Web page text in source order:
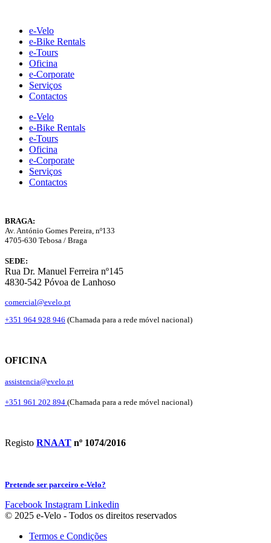
contente-Velo
e-Bike Rentals
e-Tours
Oficina
e-Corporate
Serviços
Contactos
e-Velo
e-Bike Rentals
e-Tours
Oficina
e-Corporate
Serviços
Contactos
BRAGA:
Av. António Gomes Pereira, nº133
4705-630 Tebosa / Braga
SEDE:
Rua Dr. Manuel Ferreira nº145
4830-542 Póvoa de Lanhoso
comercial@evelo.pt
+351 964 928 946 (Chamada para a rede móvel nacional)
OFICINA
assistencia@evelo.pt
+351 961 202 894 (Chamada para a rede móvel nacional)
Registo RNAAT nº 1074/2016
Pretende ser parceiro e-Velo?
Facebook Instagram Linkedin
© 2025 e-Velo - Todos os direitos reservados
Termos e Condições